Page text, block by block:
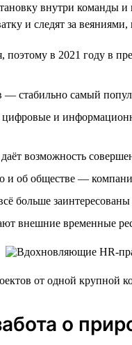
внутри команды
и следят за
в 2021 году в
— стабильно самый
и
возможность
и об обществе —
больше
внешние временные
от одной крупной
о